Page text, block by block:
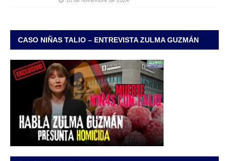
CASO NIÑAS TALIO – ENTREVISTA ZULMA GUZMÁN